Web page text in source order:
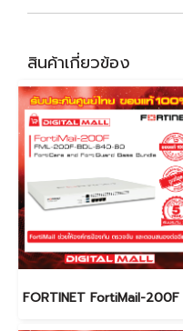
สินค้าเกี่ยวข้อง